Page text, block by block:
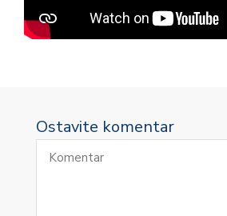
Ostavite komentar